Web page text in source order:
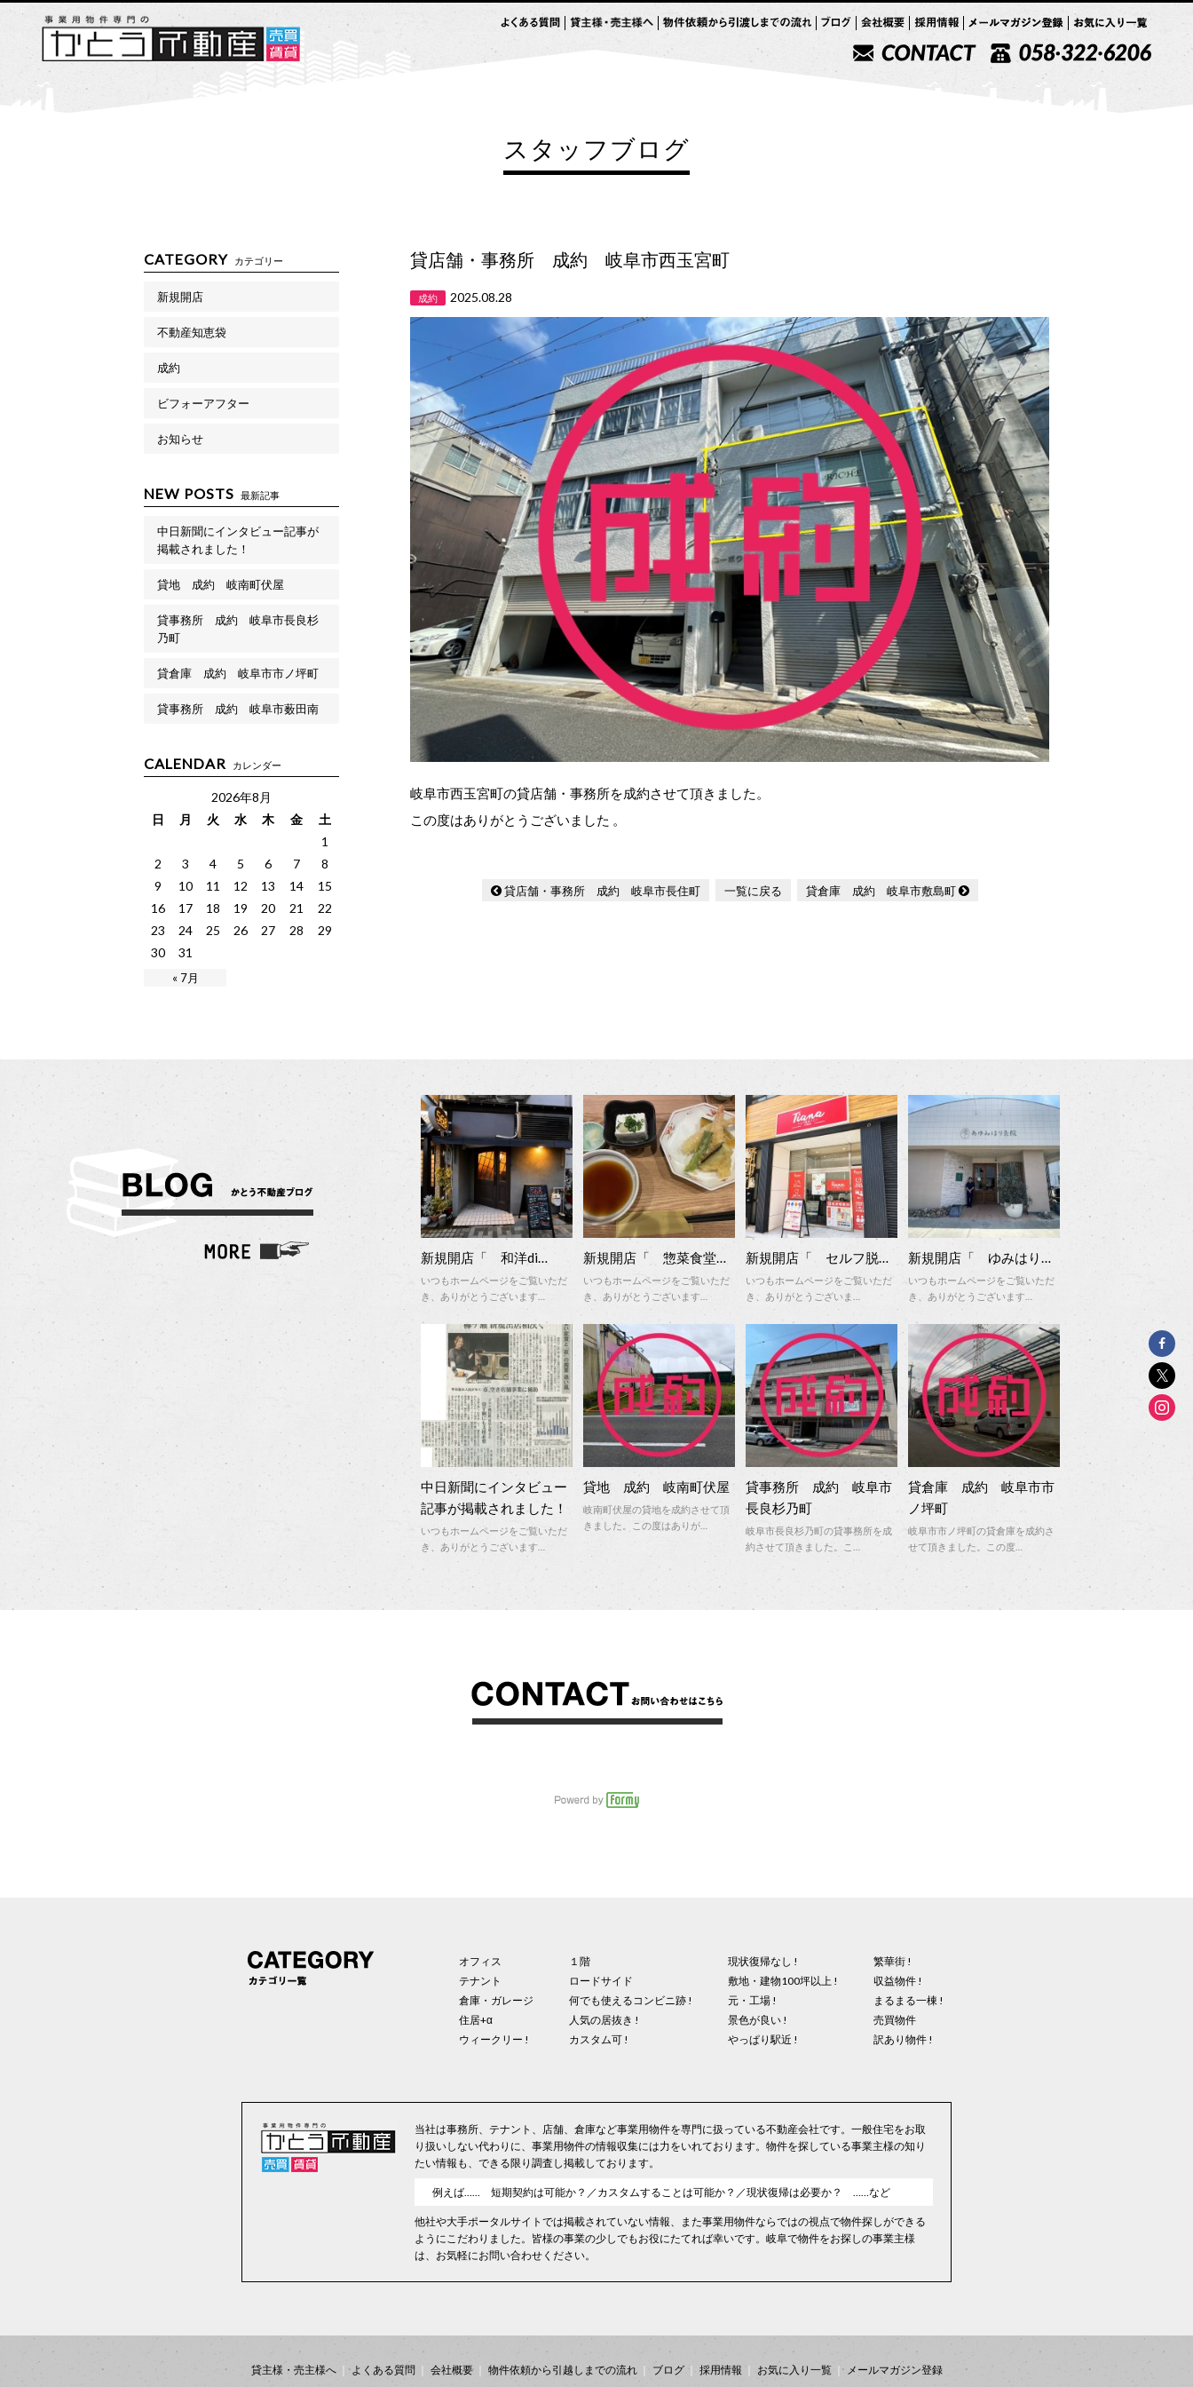
スタッフブログ
CATEGORY カテゴリー
新規開店
不動産知恵袋
成約
ビフォーアフター
お知らせ
NEW POSTS 最新記事
中日新聞にインタビュー記事が
掲載されました！
貸地 成約 岐南町伏屋
貸事務所 成約 岐阜市長良杉
乃町
貸倉庫 成約 岐阜市市ノ坪町
貸事務所 成約 岐阜市薮田南
CALENDAR カレンダー
2026年8月
日
月 火 水 木 金 土
« 7月
1
2
3 4 5 6 7
8
9
10 11 12 13 14
15
16
17 18 19 20 21
22
23
24 25 26 27 28
29
30
31
貸店舗・事務所 成約 岐阜市西玉宮町
成約 2025.08.28
岐阜市西玉宮町の貸店舗・事務所を成約させて頂きました。
この度はありがとうございました 。
貸店舗・事務所 成約 岐阜市長住町 一覧に戻る 貸倉庫 成約 岐阜市敷島町
新規開店「 和洋di…
いつもホームページをご覧いただ
き、ありがとうございます…
新規開店「 惣菜食堂…
いつもホームページをご覧いただ
き、ありがとうございます…
新規開店「 セルフ脱…
いつもホームページをご覧いただ
き、ありがとうございま…
新規開店「 ゆみはり…
いつもホームページをご覧いただ
き、ありがとうございます…
中日新聞にインタビュー
記事が掲載されました！
いつもホームページをご覧いただ
き、ありがとうございます…
貸地 成約 岐南町伏屋
岐南町伏屋の貸地を成約させて頂
きました。この度はありが…
貸事務所 成約 岐阜市
長良杉乃町
岐阜市長良杉乃町の貸事務所を成
約させて頂きました。こ…
貸倉庫 成約 岐阜市市
ノ坪町
岐阜市市ノ坪町の貸倉庫を成約さ
せて頂きました。この度…
オフィス
テナント
倉庫・ガレージ
住居+α
ウィークリー !
１階
ロードサイド
何でも使えるコンビニ跡 !
人気の居抜き !
カスタム可 !
現状復帰なし !
敷地・建物100坪以上 !
元・工場 !
景色が良い !
やっぱり駅近 !
繁華街 !
収益物件 !
まるまる一棟 !
売買物件
訳あり物件 !
当社は事務所、テナント、店舗、倉庫など事業用物件を専門に扱っている不動産会社です。一般住宅をお取
り扱いしない代わりに、事業用物件の情報収集には力をいれております。物件を探している事業主様の知り
たい情報も、できる限り調査し掲載しております。
例えば…… 短期契約は可能か？／カスタムすることは可能か？／現状復帰は必要か？ ……など
他社や大手ポータルサイトでは掲載されていない情報、また事業用物件ならではの視点で物件探しができる
ようにこだわりました。皆様の事業の少しでもお役にたてれば幸いです。岐阜で物件をお探しの事業主様
は、お気軽にお問い合わせください。
貸主様・売主様へ よくある質問 会社概要 物件依頼から引越しまでの流れ ブログ 採用情報 お気に入り一覧 メールマガジン登録